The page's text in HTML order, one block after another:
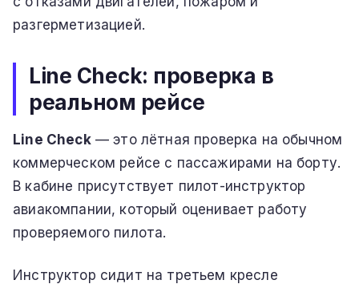
разгерметизацией.
Line Check: проверка в
реальном рейсе
Line Check— это лётная проверка на обычном
коммерческом рейсе с пассажирами на борту.
В кабине присутствует пилот-инструктор
авиакомпании, который оценивает работу
проверяемого пилота.
Инструктор сидит на третьем кресле